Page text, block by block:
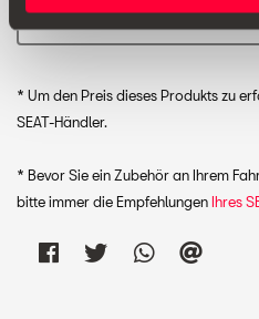
* Um den Preis dieses Produkts zu
SEAT-Händler.
* Bevor Sie ein Zubehör an Ihrem
bitte immer die EmpfehlungenIhres